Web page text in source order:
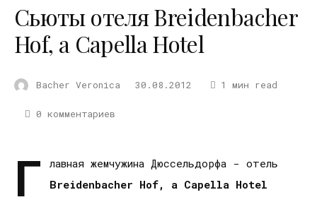
Сьюты отеля Breidenbacher
Hof, a Capella Hotel
Bacher Veronica 30.08.2012 1 мин read
0 комментариев
Г
лавная жемчужина Дюссельдорфа - отель
Breidenbacher Hof, a Capella Hotel